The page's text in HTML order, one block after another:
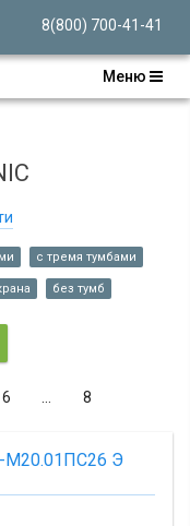
8(800) 700-41-41
Меню
с тремя тумбами
без тумб
6 8
М20.01ПС26 Э